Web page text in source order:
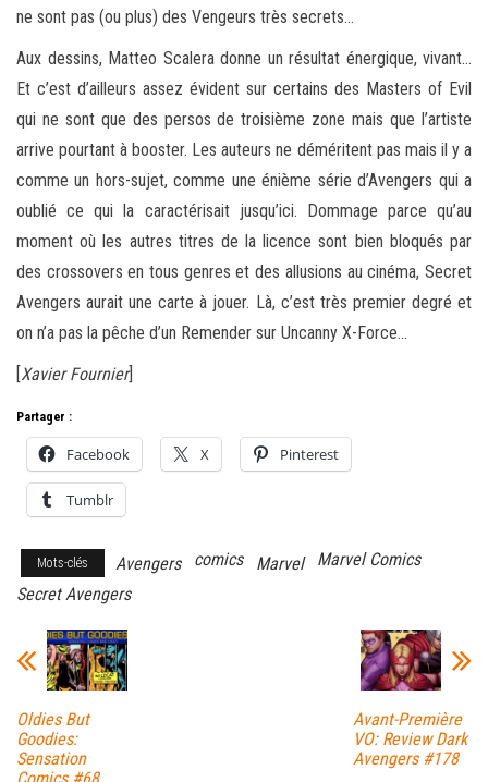
ne sont pas (ou plus) des Vengeurs très secrets…
Aux dessins, Matteo Scalera donne un résultat énergique, vivant…
Et c’est d’ailleurs assez évident sur certains des Masters of Evil
qui ne sont que des persos de troisième zone mais que l’artiste
arrive pourtant à booster. Les auteurs ne déméritent pas mais il y a
comme un hors-sujet, comme une énième série d’Avengers qui a
oublié ce qui la caractérisait jusqu’ici. Dommage parce qu’au
moment où les autres titres de la licence sont bien bloqués par
des crossovers en tous genres et des allusions au cinéma, Secret
Avengers aurait une carte à jouer. Là, c’est très premier degré et
on n’a pas la pêche d’un Remender sur Uncanny X-Force…
[Xavier Fournier]
Partager :
Facebook X Pinterest
Tumblr
Mots-clés Avengers comics Marvel
Marvel Comics
Secret Avengers
Oldies But
Goodies:
Sensation
Comics #68
Avant-Première
VO: Review Dark
Avengers #178